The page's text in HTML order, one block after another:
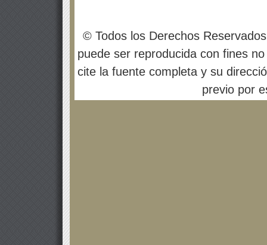
© Todos los Derechos
puede ser reproducida con fines
cite la fuente completa y su
previo por